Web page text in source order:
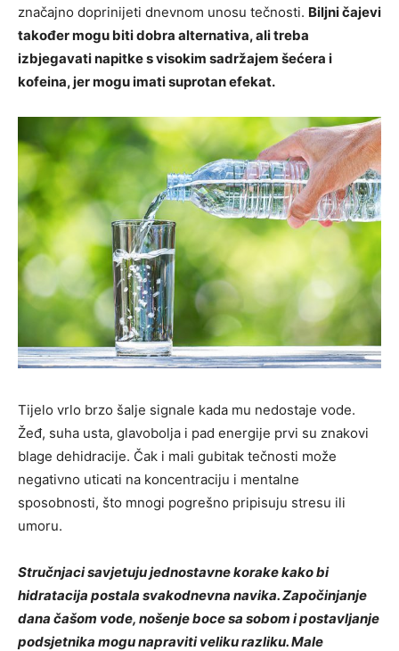
značajno doprinijeti dnevnom unosu tečnosti. Biljni čajevi
također mogu biti dobra alternativa, ali treba
izbjegavati napitke s visokim sadržajem šećera i
kofeina, jer mogu imati suprotan efekat.
Tijelo vrlo brzo šalje signale kada mu nedostaje vode.
Žeđ, suha usta, glavobolja i pad energije prvi su znakovi
blage dehidracije. Čak i mali gubitak tečnosti može
negativno uticati na koncentraciju i mentalne
sposobnosti, što mnogi pogrešno pripisuju stresu ili
umoru.
Stručnjaci savjetuju jednostavne korake kako bi
hidratacija postala svakodnevna navika. Započinjanje
dana čašom vode, nošenje boce sa sobom i postavljanje
podsjetnika mogu napraviti veliku razliku. Male